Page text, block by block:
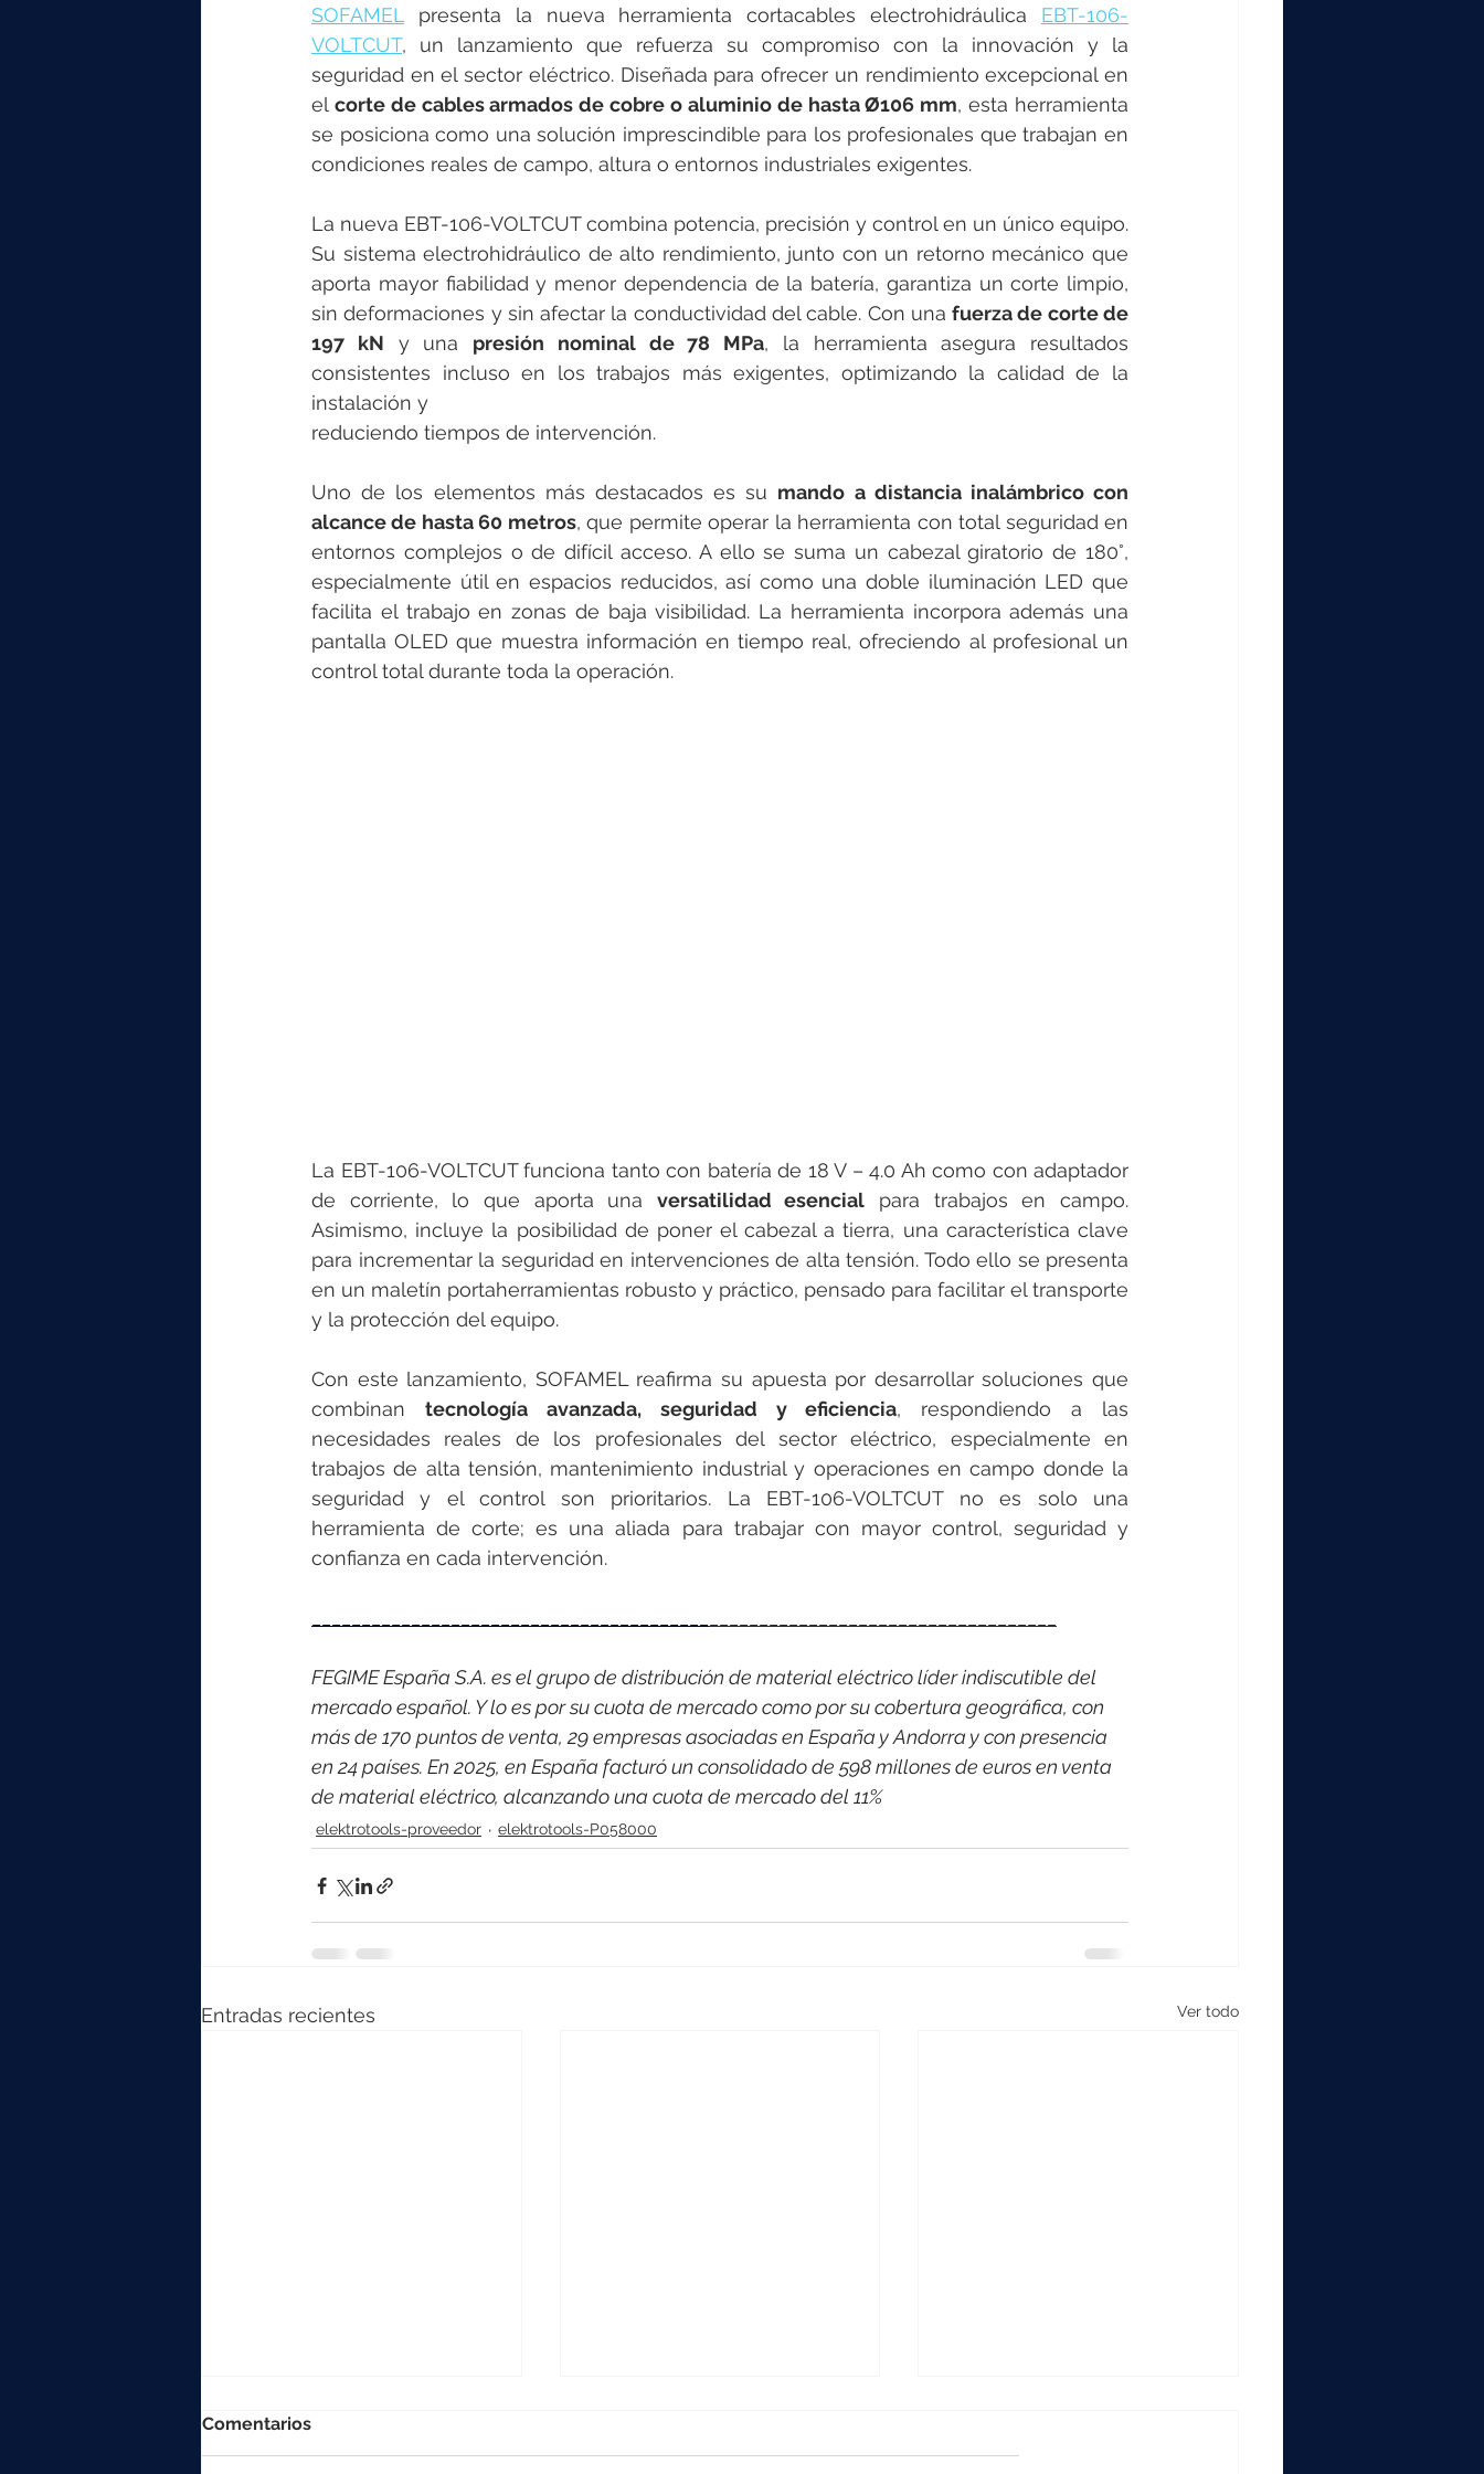
elektrotools-P065000 elektrotools-P059000
elektrotools-P052000 elektrotools-P064000
elektrotools-P099000 elektrotools-P046000
SOFAMEL presenta la nueva herramienta cortacables electrohidráulica EBT-106-
VOLTCUT, un lanzamiento que refuerza su compromiso con la innovación y la
seguridad en el sector eléctrico. Diseñada para ofrecer un rendimiento excepcional en
el corte de cables armados de cobre o aluminio de hasta Ø106 mm, esta herramienta
se posiciona como una solución imprescindible para los profesionales que trabajan en
condiciones reales de campo, altura o entornos industriales exigentes.
La nueva EBT-106-VOLTCUT combina potencia, precisión y control en un único equipo.
Su sistema electrohidráulico de alto rendimiento, junto con un retorno mecánico que
aporta mayor fiabilidad y menor dependencia de la batería, garantiza un corte limpio,
sin deformaciones y sin afectar la conductividad del cable. Con una fuerza de corte de
197 kN y una presión nominal de 78 MPa, la herramienta asegura resultados
consistentes incluso en los trabajos más exigentes, optimizando la calidad de la
instalación y
reduciendo tiempos de intervención.
Uno de los elementos más destacados es su mando a distancia inalámbrico con
alcance de hasta 60 metros, que permite operar la herramienta con total seguridad en
entornos complejos o de difícil acceso. A ello se suma un cabezal giratorio de 180°,
especialmente útil en espacios reducidos, así como una doble iluminación LED que
facilita el trabajo en zonas de baja visibilidad. La herramienta incorpora además una
pantalla OLED que muestra información en tiempo real, ofreciendo al profesional un
control total durante toda la operación.
La EBT-106-VOLTCUT funciona tanto con batería de 18 V – 4.0 Ah como con adaptador
de corriente, lo que aporta una versatilidad esencial para trabajos en campo.
Asimismo, incluye la posibilidad de poner el cabezal a tierra, una característica clave
para incrementar la seguridad en intervenciones de alta tensión. Todo ello se presenta
en un maletín portaherramientas robusto y práctico, pensado para facilitar el transporte
y la protección del equipo.
Con este lanzamiento, SOFAMEL reafirma su apuesta por desarrollar soluciones que
combinan tecnología avanzada, seguridad y eficiencia, respondiendo a las
necesidades reales de los profesionales del sector eléctrico, especialmente en
trabajos de alta tensión, mantenimiento industrial y operaciones en campo donde la
seguridad y el control son prioritarios. La EBT-106-VOLTCUT no es solo una
herramienta de corte; es una aliada para trabajar con mayor control, seguridad y
confianza en cada intervención.
FEGIME España S.A. es el grupo de distribución de material eléctrico líder indiscutible del
mercado español. Y lo es por su cuota de mercado como por su cobertura geográfica, con
más de 170 puntos de venta, 29 empresas asociadas en España y Andorra y con presencia
en 24 países. En 2025, en España facturó un consolidado de 598 millones de euros en venta
de material eléctrico, alcanzando una cuota de mercado del 11%
elektrotools-proveedor elektrotools-P058000
Entradas recientes Ver todo
Comentarios